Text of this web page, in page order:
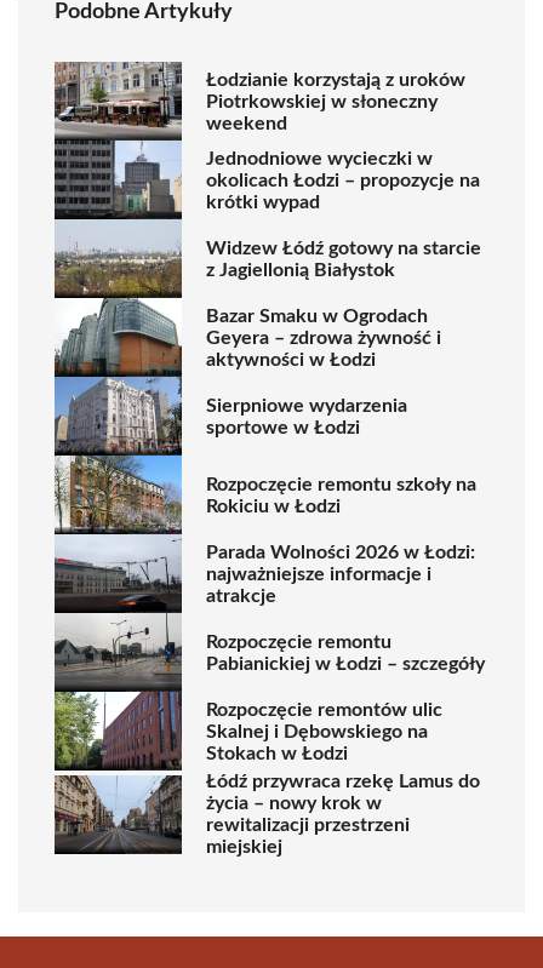
Podobne Artykuły
Łodzianie korzystają z uroków
Piotrkowskiej w słoneczny
weekend
Jednodniowe wycieczki w
okolicach Łodzi – propozycje na
krótki wypad
Widzew Łódź gotowy na starcie
z Jagiellonią Białystok
Bazar Smaku w Ogrodach
Geyera – zdrowa żywność i
aktywności w Łodzi
Sierpniowe wydarzenia
sportowe w Łodzi
Rozpoczęcie remontu szkoły na
Rokiciu w Łodzi
Parada Wolności 2026 w Łodzi:
najważniejsze informacje i
atrakcje
Rozpoczęcie remontu
Pabianickiej w Łodzi – szczegóły
Rozpoczęcie remontów ulic
Skalnej i Dębowskiego na
Stokach w Łodzi
Łódź przywraca rzekę Lamus do
życia – nowy krok w
rewitalizacji przestrzeni
miejskiej